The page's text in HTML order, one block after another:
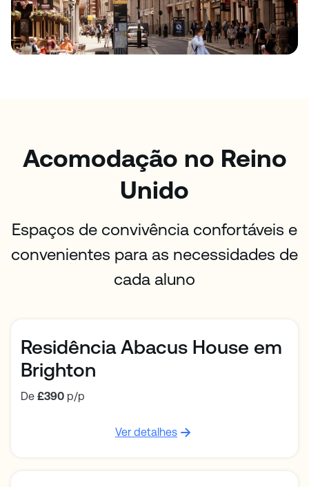
Acomodação no Reino
Unido
Espaços de convivência confortáveis e
convenientes para as necessidades de
cada aluno
Residência Abacus House em
Brighton
De £390 p/p
Ver detalhes